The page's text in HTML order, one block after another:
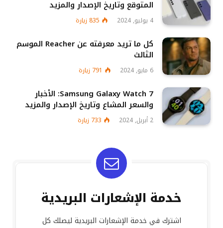
المتوقع وتاريخ الإصدار والمزيد
4 يوليو, 2024 835 زيارة
كل ما تريد معرفته عن Reacher الموسم
الثالث
6 مايو, 2024 791 زيارة
Samsung Galaxy Watch 7: الأخبار
والسعر المشاع وتاريخ الإصدار والمزيد
2 أبريل, 2024 733 زيارة
خدمة الإشعارات البريدية
اشترك في خدمة الإشعارات البريدية ليصلك كل